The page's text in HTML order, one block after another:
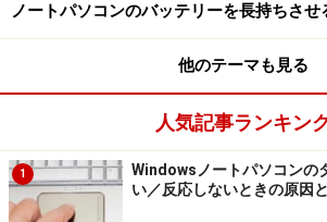
ノートパソコンのバッテリーを長持ちさせ
他のテーマも見る
人気記事ランキン
1
Windowsノートパソコンの
い／反応しないときの原因